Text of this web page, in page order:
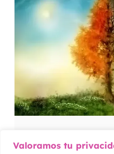
Valoramos tu
LO QUE